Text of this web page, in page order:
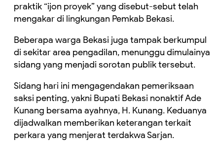
praktik “ijon proyek” yang disebut-sebut telah
mengakar di lingkungan Pemkab Bekasi.
Beberapa warga Bekasi juga tampak berkumpul
di sekitar area pengadilan, menunggu dimulainya
sidang yang menjadi sorotan publik tersebut.
Sidang hari ini mengagendakan pemeriksaan
saksi penting, yakni Bupati Bekasi nonaktif Ade
Kunang bersama ayahnya, H. Kunang. Keduanya
dijadwalkan memberikan keterangan terkait
perkara yang menjerat terdakwa Sarjan.